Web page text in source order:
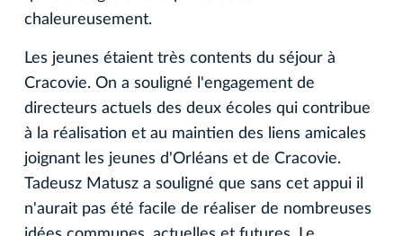
chaleureusement.
Les jeunes étaient très contents du séjour à
Cracovie. On a souligné l'engagement de
directeurs actuels des deux écoles qui contribue
à la réalisation et au maintien des liens amicales
joignant les jeunes d'Orléans et de Cracovie.
Tadeusz Matusz a souligné que sans cet appui il
n'aurait pas été facile de réaliser de nombreuses